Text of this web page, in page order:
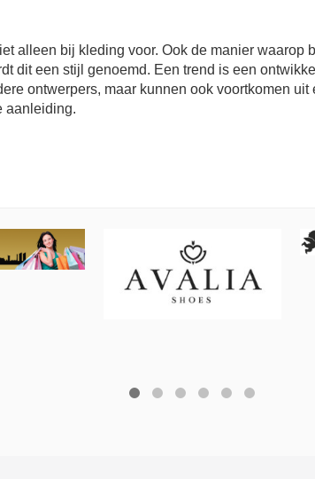
alleen bij kleding voor. Ook de manier
dit een stijl genoemd. Een trend is een
ontwerpers, maar kunnen ook voortkomen
aanleiding.